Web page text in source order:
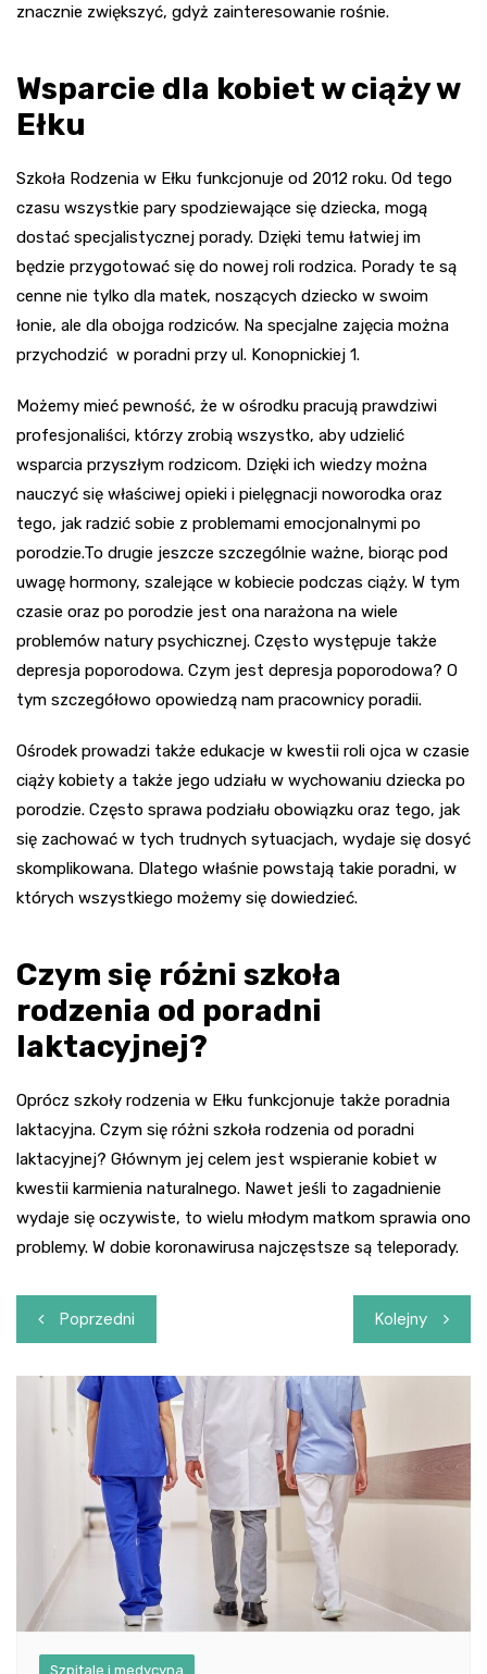
znacznie zwiększyć, gdyż zainteresowanie rośnie.
Wsparcie dla kobiet w ciąży w
Ełku
Szkoła Rodzenia w Ełku funkcjonuje od 2012 roku. Od tego
czasu wszystkie pary spodziewające się dziecka, mogą
dostać specjalistycznej porady. Dzięki temu łatwiej im
będzie przygotować się do nowej roli rodzica. Porady te są
cenne nie tylko dla matek, noszących dziecko w swoim
łonie, ale dla obojga rodziców. Na specjalne zajęcia można
przychodzić w poradni przy ul. Konopnickiej 1.
Możemy mieć pewność, że w ośrodku pracują prawdziwi
profesjonaliści, którzy zrobią wszystko, aby udzielić
wsparcia przyszłym rodzicom. Dzięki ich wiedzy można
nauczyć się właściwej opieki i pielęgnacji noworodka oraz
tego, jak radzić sobie z problemami emocjonalnymi po
porodzie.To drugie jeszcze szczególnie ważne, biorąc pod
uwagę hormony, szalejące w kobiecie podczas ciąży. W tym
czasie oraz po porodzie jest ona narażona na wiele
problemów natury psychicznej. Często występuje także
depresja poporodowa. Czym jest depresja poporodowa? O
tym szczegółowo opowiedzą nam pracownicy poradii.
Ośrodek prowadzi także edukacje w kwestii roli ojca w czasie
ciąży kobiety a także jego udziału w wychowaniu dziecka po
porodzie. Często sprawa podziału obowiązku oraz tego, jak
się zachować w tych trudnych sytuacjach, wydaje się dosyć
skomplikowana. Dlatego właśnie powstają takie poradni, w
których wszystkiego możemy się dowiedzieć.
Czym się różni szkoła
rodzenia od poradni
laktacyjnej?
Oprócz szkoły rodzenia w Ełku funkcjonuje także poradnia
laktacyjna. Czym się różni szkoła rodzenia od poradni
laktacyjnej? Głównym jej celem jest wspieranie kobiet w
kwestii karmienia naturalnego. Nawet jeśli to zagadnienie
wydaje się oczywiste, to wielu młodym matkom sprawia ono
problemy. W dobie koronawirusa najczęstsze są teleporady.
Nawigacja
wpisu
Poprzedni Kolejny
Szpitale i medycyna